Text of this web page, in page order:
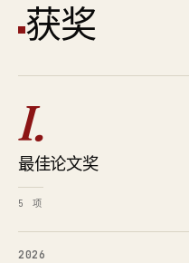
获奖
I.
最佳论文奖
5 项
2026